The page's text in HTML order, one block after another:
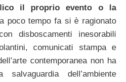
il proprio evento o la
poco tempo fa si è ragionato
disboscamenti inesorabili
comunicati stampa e
contemporanea non ha
dell’ambiente